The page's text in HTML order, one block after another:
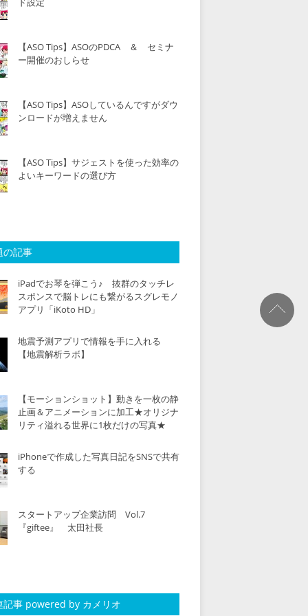
【ASO Tips】ASOのPDCA ＆ セミナ
ー開催のおしらせ
【ASO Tips】ASOしているんですがダウ
ンロードが増えません
【ASO Tips】サジェストを使った効率の
よいキーワードの選び方
の記事
iPadでお琴を弾こう♪ 抜群のタッチレ
スポンスで脳トレにも繋がるスグレモノ
アプリ「iKoto HD」
地震予測アプリで情報を手に入れる
【地震解析ラボ】
【モーションショット】動きを一枚の静
止画＆アニメーションに加工★オリジナ
リティ溢れる世界に1枚だけの写真★
iPhoneで作成した写真日記をSNSで共有
する
スタートアップ企業訪問 Vol.7
『giftee』 太田社長
記事 powered by カメリオ